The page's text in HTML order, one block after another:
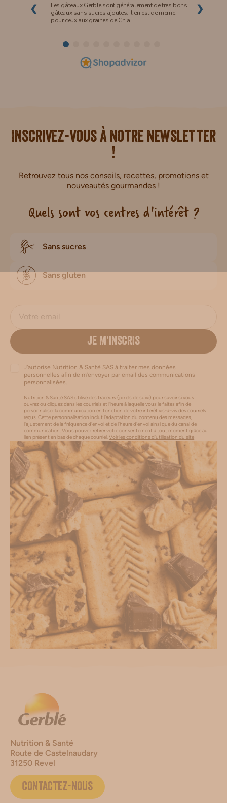
❮
Les gâteaux Gerble sont généralement de tres bons
gâteaux sans sucres ajoutes. Il en est de meme
pour ceux aux graines de Chia
❯
Inscrivez-vous à notre newsletter
!
Retrouvez tous nos conseils, recettes, promotions et
nouveautés gourmandes !
Quels sont vos centres d'intérêt ?
Sans sucres
Sans gluten
JE M’INSCRIS
J’autorise Nutrition & Santé SAS à traiter mes données
personnelles afin de m’envoyer par email des communications
personnalisées.
Nutrition & Santé SAS utilise des traceurs (pixels de suivi) pour savoir si vous
ouvrez ou cliquez dans les courriels et l’heure à laquelle vous le faites afin de
personnaliser la communication en fonction de votre intérêt vis-à-vis des courriels
reçus. Cette personnalisation inclut l’adaptation du contenu des messages,
l'ajustement de la fréquence d’envoi et de l’heure d’envoi ainsi que du canal de
communication. Vous pouvez retirer votre consentement à tout moment grâce au
lien présent en bas de chaque courriel.Voir les conditions d'utilisation du site
Nutrition & Santé
Route de Castelnaudary
31250 Revel
CONTACTEZ-NOUS